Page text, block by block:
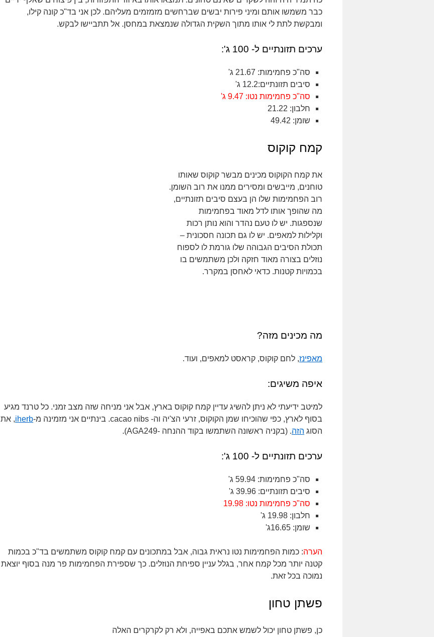
כבר משמשו אותם ומיני פירות יבשים שברחשים מזמזמים מעליהם. לכן אני בד"כ קונה קילו,
ומבקשת לתת לי אותו מתוך השקית הגדולה שנמצאת במחסן. אל תתביישו לבקש.
ערכים תזונתיים ל- 100 ג':
סה"כ פחמימות: 21.67 ג'
סיבים תזונתיים:12.2 ג'
סה"כ פחמימות נטו: 9.47 ג'
חלבון: 21.22
שומן: 49.42
קמח קוקוס
את קמח הקוקוס מכינים מבשר קוקוס שאותו
טוחנים, מייבשים ומסירים ממנו את רוב השומן.
רוב הפחמימות שלו הן בעצם סיבים תזונתיים,
מה שהופך אותו לדל מאוד בפחמימות
שנספגות. יש לו טעם נהדר והוא נותן רכות
וקלילות למאפים. יש לו גם תכונה חסכונית –
תכולת הסיבים הגבוהה שלו גורמת לו לספוח
נוזלים בצורה מאוד חזקה ולכן משתמשים בו
בכמויות קטנות. כדאי לאחסן במקרר.
מה מכינים מזה?
מאפינז, לחם קוקוס, קראסט למאפים, ועוד.
איפה משיגים:
למיטב ידיעתי לא ניתן להשיג עדיין קמח קוקוס בארץ, אבל אני מניחה שזה מצב זמני. כל טרנד מגיע
בסוף לארץ, כפי שהוכיחו שמן הקוקוס, זרעי הצ'יה וה- cacao nibs. בינתיים אני מזמינה מ-
iherb, את
הסוג הזה. (בקניה ראשונה השתמשו בקוד ההנחה -AGA249).
ערכים תזונתיים ל- 100 ג':
סה"כ פחמימות: 59.94 ג'
סיבים תזונתיים: 39.96 ג'
סה"כ פחמימות נטו: 19.98
חלבון: 19.98 ג'
שומן: 16.65ג'
הערה: כמות הפחמימות נטו נראית גבוה, אבל במתכונים עם קמח קוקוס משתמשים בד"כ בכמות
קטנה יותר מכל קמח אחר, בגלל עניין ספיחת הנוזלים. כך שספירת הפחמימות פר מנה בסוף יוצאת
נמוכה בכל זאת.
פשתן טחון
כן, פשתן טחון יכול לשמש אתכם באפייה, ולא רק לקרקרים האלה